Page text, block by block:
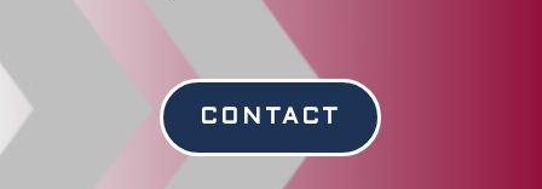
CONTACT